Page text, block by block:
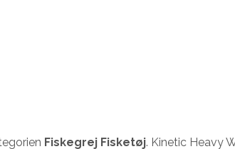
Fiskegrej Fisketøj. Kinetic Heavy